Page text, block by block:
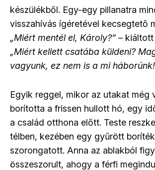
készülékből. Egy-egy pillanatra
visszahívás ígéretével kecsegtető
„Miért mentél el, Károly?” –
„Miért kellett csatába küldeni?
vagyunk, ez nem is a mi
Egyik reggel, mikor az utakat még
borította a frissen hullott hó, egy
a család otthona előtt. Teste
télben, kezében egy gyűrött
szorongatott. Anna az ablakból
összeszorult, ahogy a férfi